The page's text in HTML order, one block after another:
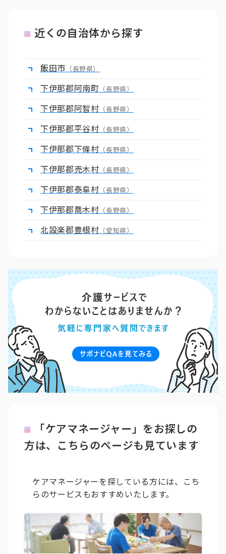
近くの自治体から探す
飯田市 （長野県）
下伊那郡阿南町 （長野県）
下伊那郡阿智村 （長野県）
下伊那郡平谷村 （長野県）
下伊那郡下條村 （長野県）
下伊那郡売木村 （長野県）
下伊那郡泰阜村 （長野県）
下伊那郡喬木村 （長野県）
北設楽郡豊根村 （愛知県）
「ケアマネージャー」をお探しの
方は、こちらのページも見ています
ケアマネージャーを探している方には、こち
らのサービスもおすすめいたします。